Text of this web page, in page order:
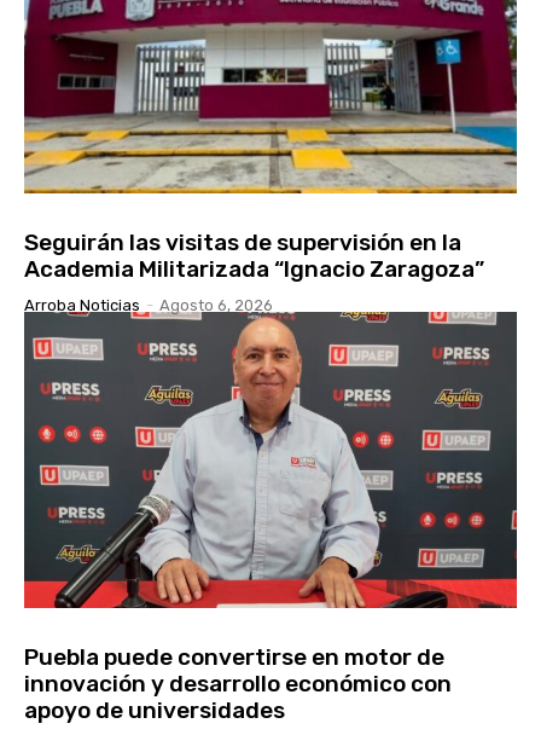
Seguirán las visitas de supervisión en la
Academia Militarizada “Ignacio Zaragoza”
Arroba Noticias - Agosto 6, 2026
Puebla puede convertirse en motor de
innovación y desarrollo económico con
apoyo de universidades